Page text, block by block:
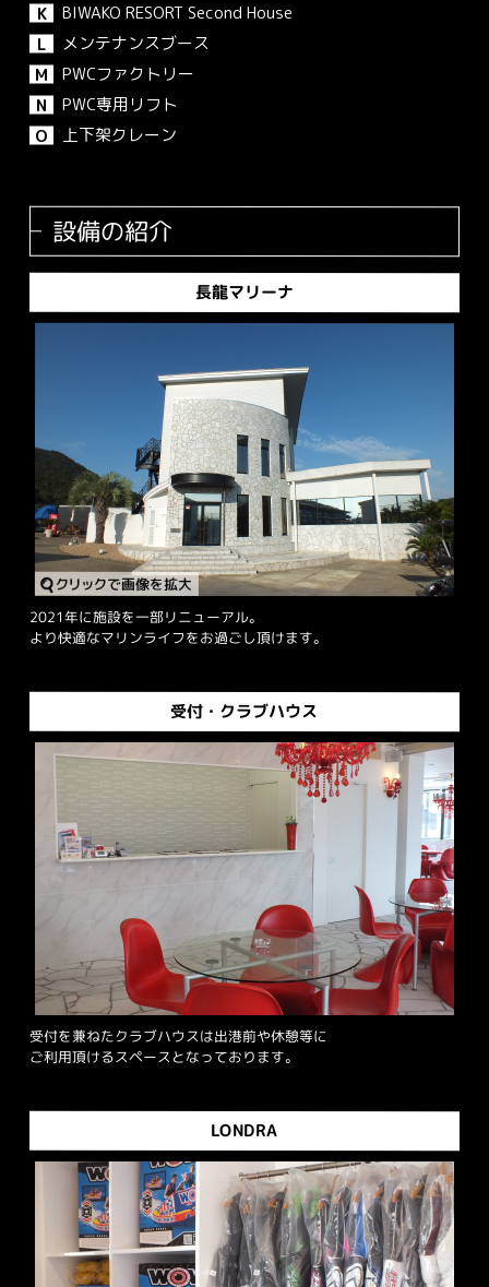
K
BIWAKO RESORT Second House
L
メンテナンスブース
M
PWCファクトリー
N
PWC専用リフト
O
上下架クレーン
設備の紹介
長龍マリーナ
2021年に施設を一部リニューアル。
より快適なマリンライフをお過ごし頂けます。
受付・クラブハウス
受付を兼ねたクラブハウスは出港前や休憩等に
ご利用頂けるスペースとなっております。
LONDRA